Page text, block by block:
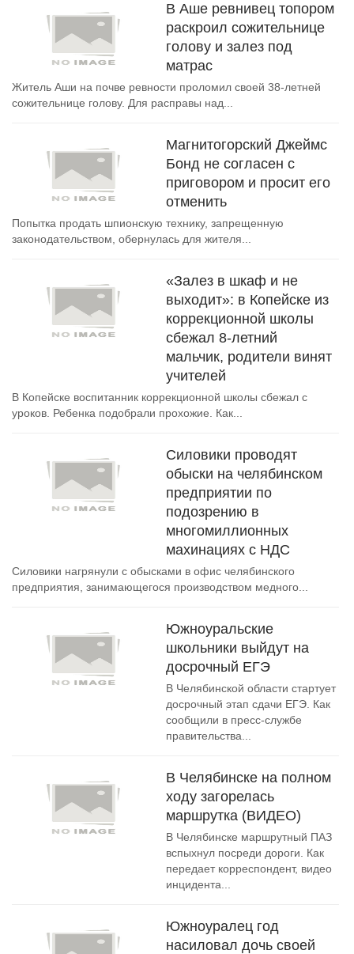
В Аше ревнивец топором
раскроил сожительнице
голову и залез под
матрас
Житель Аши на почве ревности проломил своей 38-летней
сожительнице голову. Для расправы над...
Магнитогорский Джеймс
Бонд не согласен с
приговором и просит его
отменить
Попытка продать шпионскую технику, запрещенную
законодательством, обернулась для жителя...
«Залез в шкаф и не
выходит»: в Копейске из
коррекционной школы
сбежал 8-летний
мальчик, родители винят
учителей
В Копейске воспитанник коррекционной школы сбежал с
уроков. Ребенка подобрали прохожие. Как...
Силовики проводят
обыски на челябинском
предприятии по
подозрению в
многомиллионных
махинациях с НДС
Силовики нагрянули с обысками в офис челябинского
предприятия, занимающегося производством медного...
Южноуральские
школьники выйдут на
досрочный ЕГЭ
В Челябинской области стартует
досрочный этап сдачи ЕГЭ. Как
сообщили в пресс-службе
правительства...
В Челябинске на полном
ходу загорелась
маршрутка (ВИДЕО)
В Челябинске маршрутный ПАЗ
вспыхнул посреди дороги. Как
передает корреспондент, видео
инцидента...
Южноуралец год
насиловал дочь своей